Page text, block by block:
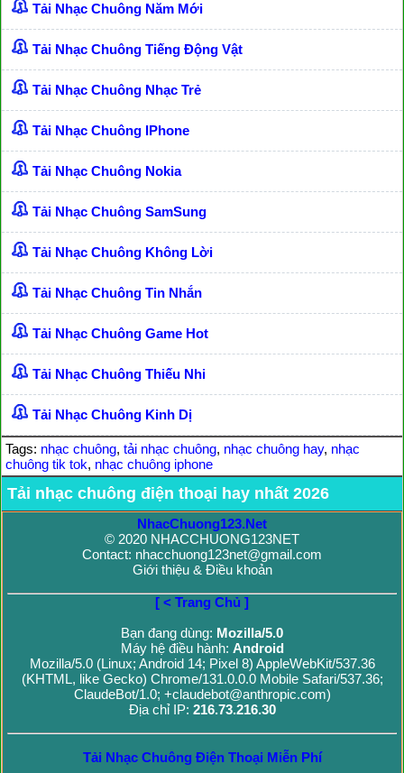
Tải Nhạc Chuông Năm Mới
Tải Nhạc Chuông Tiếng Động Vật
Tải Nhạc Chuông Nhạc Trẻ
Tải Nhạc Chuông IPhone
Tải Nhạc Chuông Nokia
Tải Nhạc Chuông SamSung
Tải Nhạc Chuông Không Lời
Tải Nhạc Chuông Tin Nhắn
Tải Nhạc Chuông Game Hot
Tải Nhạc Chuông Thiếu Nhi
Tải Nhạc Chuông Kinh Dị
Tags: nhạc chuông, tải nhạc chuông, nhạc chuông hay, nhạc
chuông tik tok, nhạc chuông iphone
Tải nhạc chuông điện thoại hay nhất 2026
NhacChuong123.Net
© 2020 NHACCHUONG123NET
Contact: nhacchuong123net@gmail.com
Giới thiệu & Điều khoản
[ < Trang Chủ ]
Bạn đang dùng: Mozilla/5.0
Máy hệ điều hành: Android
Mozilla/5.0 (Linux; Android 14; Pixel 8) AppleWebKit/537.36
(KHTML, like Gecko) Chrome/131.0.0.0 Mobile Safari/537.36;
ClaudeBot/1.0; +claudebot@anthropic.com)
Địa chỉ IP: 216.73.216.30
Tải Nhạc Chuông Điện Thoại Miễn Phí